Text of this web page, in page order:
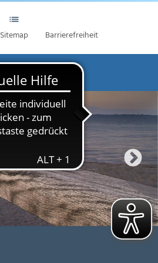
Sitemap Barrierefreiheit